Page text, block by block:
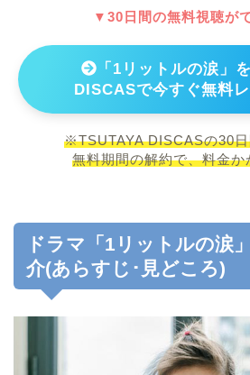
▼30日間の無料視聴が
「1リットルの涙」
DISCASで今すぐ無料
※TSUTAYA DISCASの30
無料期間の解約で、料金か
ドラマ「1リットルの涙
介(あらすじ･見どころ)